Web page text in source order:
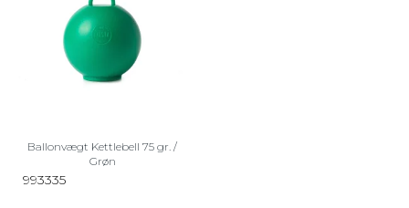
Ballonvægt Kettlebell 75 gr. /
Grøn
993335